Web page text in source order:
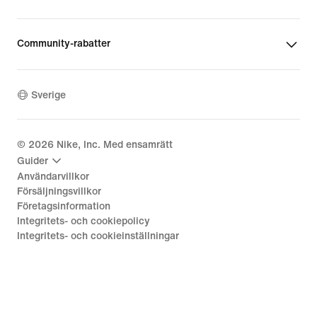
Community-rabatter
Sverige
© 2026 Nike, Inc. Med ensamrätt
Guider
Användarvillkor
Försäljningsvillkor
Företagsinformation
Integritets- och cookiepolicy
Integritets- och cookieinställningar